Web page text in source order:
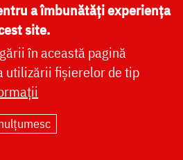
înfricoşătoare.
şi a Preasfintei
a îmbunătăți experiența
site.
în această pagină
utilizării fișierelor de tip